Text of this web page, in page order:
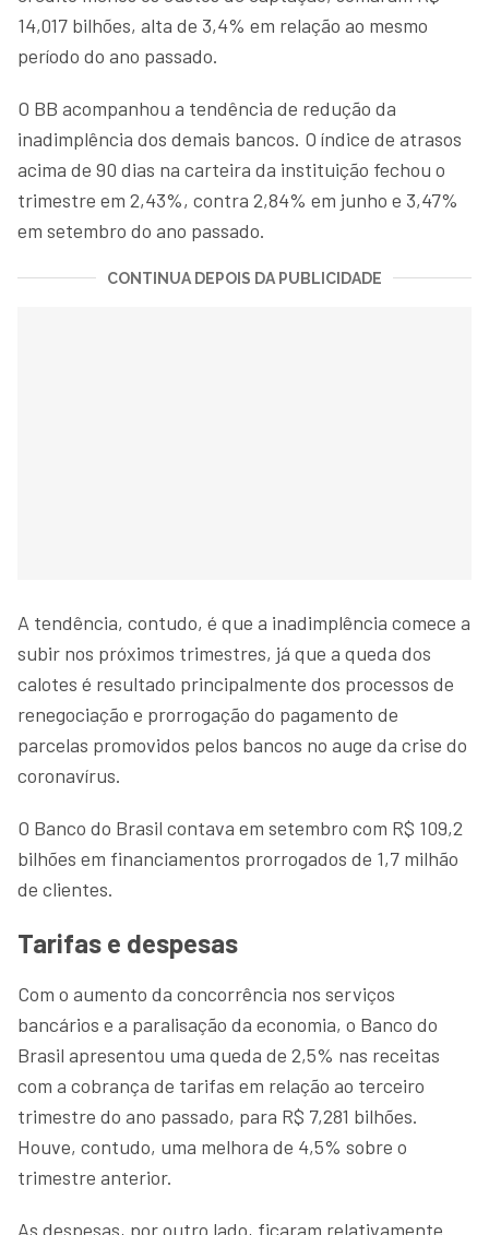
14,017 bilhões, alta de 3,4% em relação ao mesmo
período do ano passado.
O BB acompanhou a tendência de redução da
inadimplência dos demais bancos. O índice de atrasos
acima de 90 dias na carteira da instituição fechou o
trimestre em 2,43%, contra 2,84% em junho e 3,47%
em setembro do ano passado.
CONTINUA DEPOIS DA PUBLICIDADE
A tendência, contudo, é que a inadimplência comece a
subir nos próximos trimestres, já que a queda dos
calotes é resultado principalmente dos processos de
renegociação e prorrogação do pagamento de
parcelas promovidos pelos bancos no auge da crise do
coronavírus.
O Banco do Brasil contava em setembro com R$ 109,2
bilhões em financiamentos prorrogados de 1,7 milhão
de clientes.
Tarifas e despesas
Com o aumento da concorrência nos serviços
bancários e a paralisação da economia, o Banco do
Brasil apresentou uma queda de 2,5% nas receitas
com a cobrança de tarifas em relação ao terceiro
trimestre do ano passado, para R$ 7,281 bilhões.
Houve, contudo, uma melhora de 4,5% sobre o
trimestre anterior.
As despesas, por outro lado, ficaram relativamente